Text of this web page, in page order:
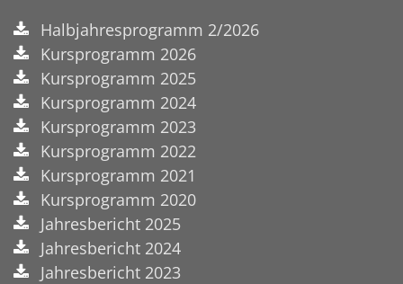
Halbjahresprogramm 2/2026
Kursprogramm 2026
Kursprogramm 2025
Kursprogramm 2024
Kursprogramm 2023
Kursprogramm 2022
Kursprogramm 2021
Kursprogramm 2020
Jahresbericht 2025
Jahresbericht 2024
Jahresbericht 2023